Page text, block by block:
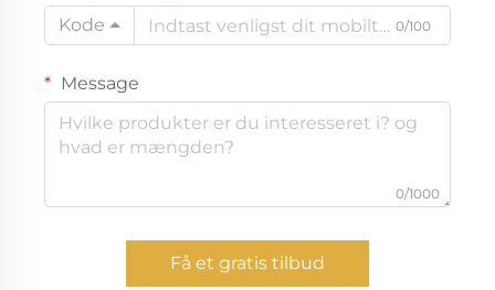
Kode
0/100
Message
0/1000
Få et gratis tilbud